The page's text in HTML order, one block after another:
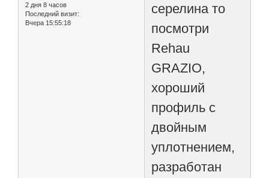
2 дня 8 часов
Последний визит:
Вчера 15:55:18
серелина то
посмотри
Rehau
GRAZIO,
хороший
профиль с
двойным
уплотнением,
разработан